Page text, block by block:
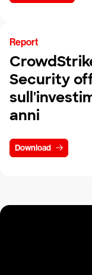
Report
Security
anni
Download